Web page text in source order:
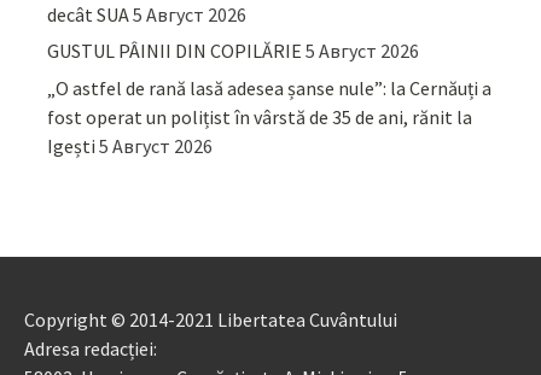
decât SUA5 Август 2026
GUSTUL PÂINII DIN COPILĂRIE 5 Август 2026
„O astfel de rană lasă adesea șanse nule”: la Cernăuți a
fost operat un polițist în vârstă de 35 de ani, rănit la
Igești 5 Август 2026
Copyright © 2014-2021 Libertatea Cuvântului
Adresa redacției: